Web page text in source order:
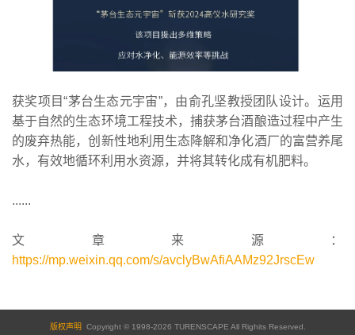
获奖项目“茅台生态元宇宙”，由俞孔坚教授团队设计。运用
基于自然的生态环境工程技术，捕获茅台酒酿造过程中产生
的废弃热能，创新性地利用生态降解和净化酒厂的富营养尾
水，有效地循环利用水资源，并将其转化成有机肥料。
......
文章来源：
https://mp.weixin.qq.com/s/avclyBwAfiAAMz92JrscEw
版权声明 Copyright © 1998-2026 TURENSCAPE All Righits Reserved.